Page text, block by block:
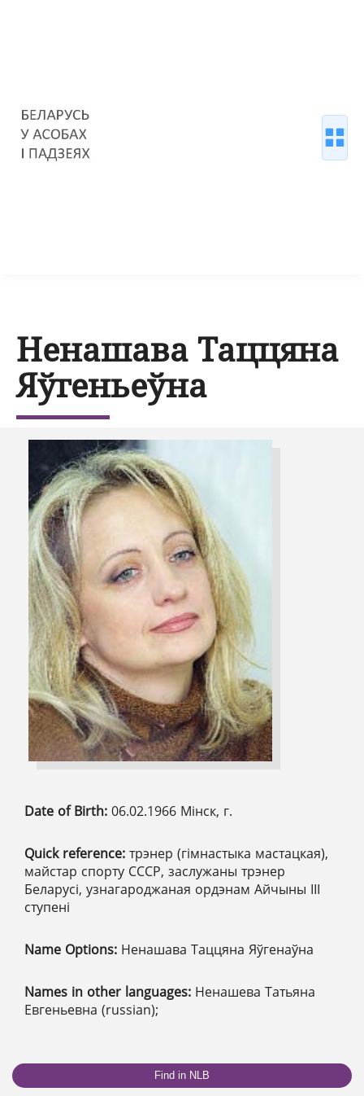
Ненашава Таццяна
Яўгеньеўна
Date of Birth: 06.02.1966 Мінск, г.
Quick reference: трэнер (гімнастыка мастацкая),
майстар спорту СССР, заслужаны трэнер
Беларусі, узнагароджаная ордэнам Айчыны ІІІ
ступені
Name Options: Ненашава Таццяна Яўгенаўна
Names in other languages: Ненашева Татьяна
Евгеньевна (russian);
Find in NLB